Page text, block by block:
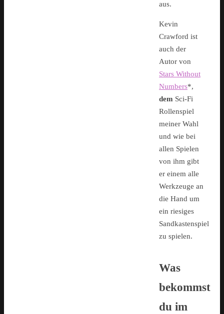
aus.
Kevin
Crawford ist
auch der
Autor von
Stars Without
Numbers*,
dem Sci-Fi
Rollenspiel
meiner Wahl
und wie bei
allen Spielen
von ihm gibt
er einem alle
Werkzeuge an
die Hand um
ein riesiges
Sandkastenspiel
zu spielen.
Was
bekommst
du im